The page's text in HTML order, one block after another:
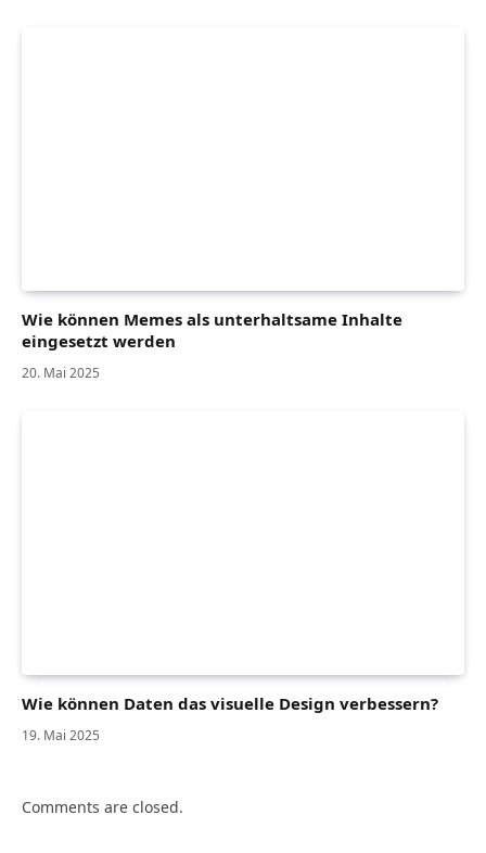
Wie können Memes als unterhaltsame Inhalte
eingesetzt werden
20. Mai 2025
Wie können Daten das visuelle Design verbessern?
19. Mai 2025
Comments are closed.